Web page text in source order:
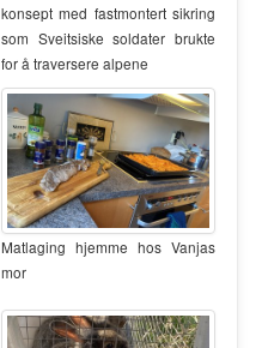
konsept med fastmontert sikring
som Sveitsiske soldater brukte
for å traversere alpene
Matlaging hjemme hos Vanjas
mor